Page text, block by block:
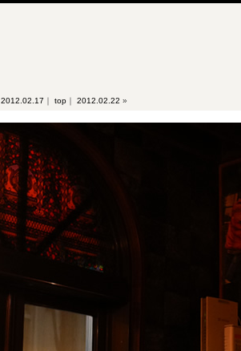
2012.02.17 ｜ top｜ 2012.02.22 »